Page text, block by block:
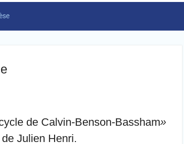
de Calvin-Benson-Bassham»
Julien Henri.